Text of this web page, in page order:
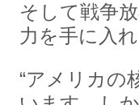
そして戦争
力を手に入
“アメリカの